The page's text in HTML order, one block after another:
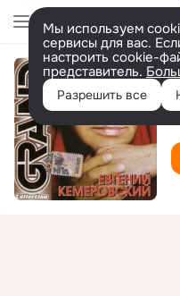
Мы используем
сервисы для вас.
настроить cookie-
представитель.
Разрешить все